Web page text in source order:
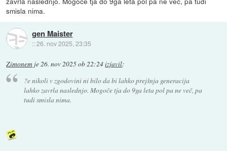
smisla nima.
gen Maister
::26. nov 2025, 23:35
Zimonem je 26. nov 2025 ob 22:24izjavil:
?e nikoli v zgodovini ni bilo da bi lahko prejšnja generacija
lahko zavrla naslednjo. Mogoče tja do 9ga leta pol pa ne več, pa
tudi smisla nima.